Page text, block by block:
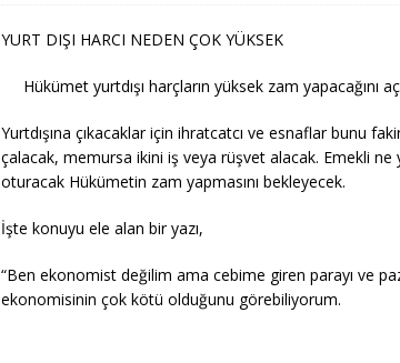
EĞITIM
[ 07/08/2026 ] Gazeteci Barış Selçuk
YURT DIŞI HARCI NEDEN ÇOK YÜKSEK
Hükümet yurtdışı harçların yüksek zam yapacağını
Yurtdışına çıkacaklar için ihratcatcı ve esnaflar bunu
çalacak, memursa ikini iş veya rüşvet alacak. Emekli
oturacak Hükümetin zam yapmasını bekleyecek.
İşte konuyu ele alan bir yazı,
“Ben ekonomist değilim ama cebime giren parayı ve
ekonomisinin çok kötü olduğunu görebiliyorum.